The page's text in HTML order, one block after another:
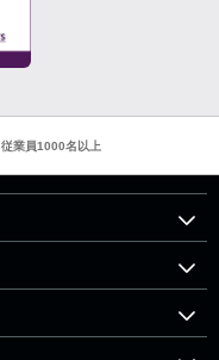
従業員1000名以上